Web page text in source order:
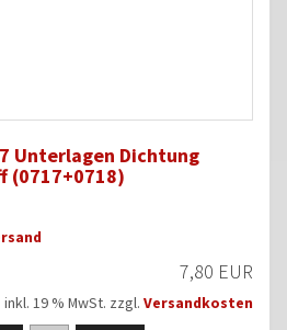
Unterlagen Dichtung
(0717+0718)
7,80 EUR
inkl. 19 % MwSt. zzgl. Versandkosten